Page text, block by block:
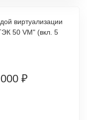
виртуализации
50 VM" (вкл. 5
₽